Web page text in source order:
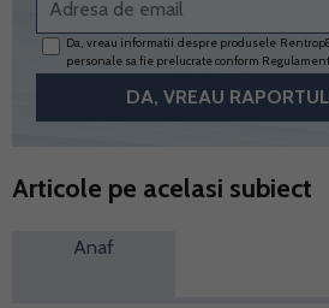
Da, vreau informatii despre produsele
personale sa fie prelucrate conform
Articole pe acelasi subiect
Anaf